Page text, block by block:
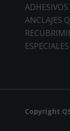
ANCLAJES
Copyright